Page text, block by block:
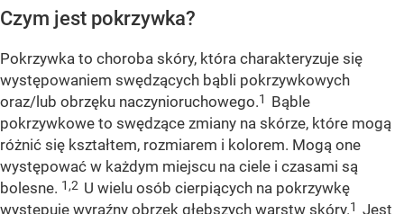
Czym jest pokrzywka?
Pokrzywka to choroba skóry, która charakteryzuje się
występowaniem swędzących bąbli pokrzywkowych
oraz/lub obrzęku naczynioruchowego.1
Bąble
pokrzywkowe to swędzące zmiany na skórze, które mogą
różnić się kształtem, rozmiarem i kolorem. Mogą one
występować w każdym miejscu na ciele i czasami są
bolesne. 1,2 U wielu osób cierpiących na pokrzywkę
występuje wyraźny obrzęk głębszych warstw skóry.1 Jest